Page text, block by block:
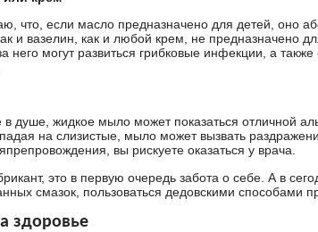
что, если масло предназначено для детей, оно
и вазелин, как и любой крем, не предназначено
него могут развиться грибковые инфекции, а
в душе, жидкое мыло может показаться отличной
на слизистые, мыло может вызвать
вы рискуете оказаться у врача.
это в первую очередь забота о себе. А в
смазок, пользоваться дедовскими способами
здоровье